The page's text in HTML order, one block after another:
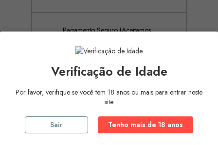
Pagamento Seguro (Aceitamos
pagamento por referência Multibanco, Mbway
e cartões de crédito)
Descrição Detalhes do produto
Verificação de Idade
Por favor, verifique se você tem 18 anos ou mais para entrar neste
site
Sair Tenho mais de 18 anos